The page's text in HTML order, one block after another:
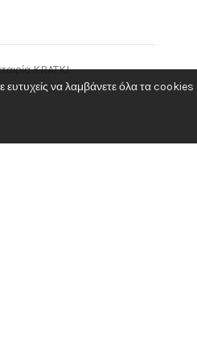
KRATKI
να λαμβάνετε όλα τα cookies